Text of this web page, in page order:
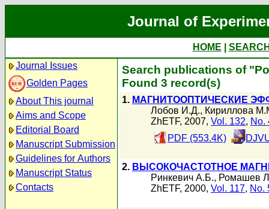
Journal of
HOME
Journal Issues
Golden Pages
About This journal
Aims and Scope
Editorial Board
Manuscript Submission
Guidelines for Authors
Manuscript Status
Contacts
Search publications of
Found 3 record(s)
1. МАГНИТООПТИЧЕСКИЕ
Лобов И.Д., Кириллова
ZhETF, 2007, Vol. 132, No.
PDF (553.4K)
2. ВЫСОКОЧАСТОТНОЕ
Ринкевич А.Б., Ромашев
ZhETF, 2000, Vol. 117, No.